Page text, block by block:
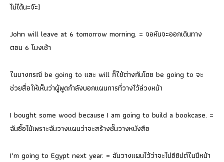
ไม่ได้นะจ๊ะ)
John will leave at 6 tomorrow morning. = จอห์นจะออกเดินทาง
ตอน 6 โมงเช้า
ในบางกรณี be going to และ will ก็ใช้ต่างกันโดย be going to จะ
ช่วยสื่อให้เห็นว่าผู้พูดกำลังบอกแผนการที่วางไว้ล่วงหน้า
​I bought some wood because I am going to build a bookcase. =
ฉันซื้อไม้เพราะฉันวางแผนว่าจะสร้างชั้นวางหนังสือ
I’m going to Egypt next year. = ฉันวางแผนไว้ว่าจะไปอียิปต์ในปีหน้า